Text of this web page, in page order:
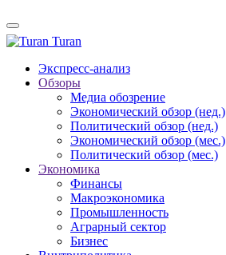
Turan
Экспресс-анализ
Обзоры
Медиа обозрение
Экономический обзор (нед.)
Политический обзор (нед.)
Экономический обзор (мес.)
Политический обзор (мес.)
Экономика
Финансы
Макроэкономика
Промышленность
Аграрный сектор
Бизнес